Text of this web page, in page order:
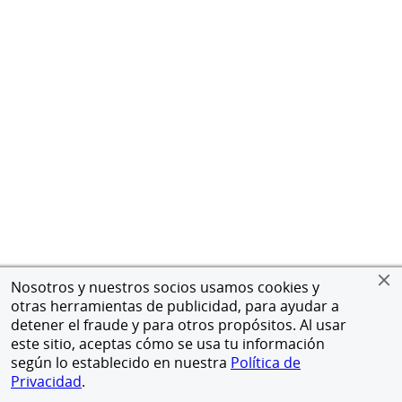
Nosotros y nuestros socios usamos cookies y
otras herramientas de publicidad, para ayudar a
detener el fraude y para otros propósitos. Al usar
este sitio, aceptas cómo se usa tu información
según lo establecido en nuestra Política de
Privacidad.